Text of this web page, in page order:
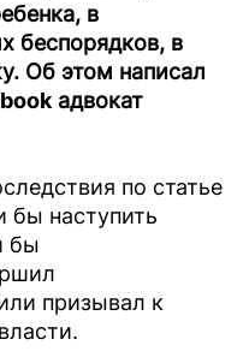
в
беспорядков, в
Об этом написал
адвокат
по статье
бы наступить
бы
призывал к